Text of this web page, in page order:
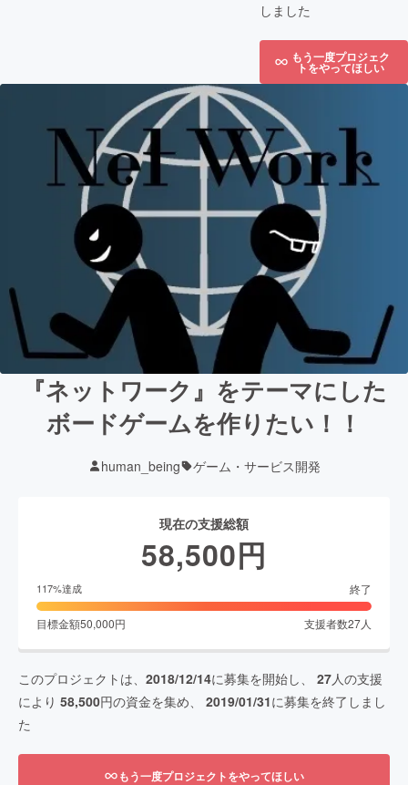
しました
もう一度プロジェク
トをやってほしい
『ネットワーク』をテーマにした
ボードゲームを作りたい！！
human_being ゲーム・サービス開発
現在の支援総額
58,500円
117%達成 終了
目標金額50,000円 支援者数27人
このプロジェクトは、 2018/12/14に募集を開始し、 27人の支援
により 58,500円の資金を集め、 2019/01/31に募集を終了しまし
た
もう一度プロジェクトをやってほしい